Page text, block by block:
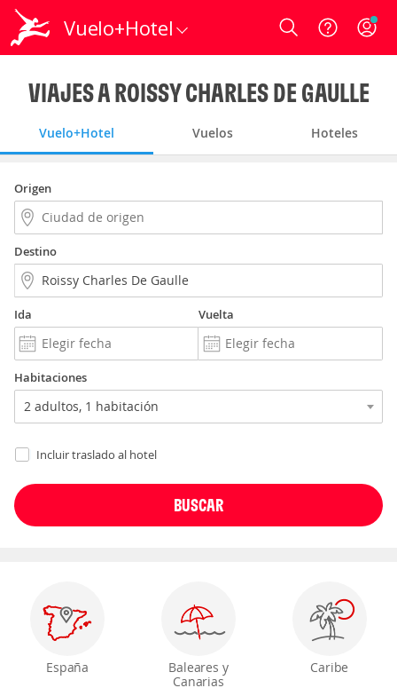
Vuelo+Hotel Login
VIAJES A ROISSY CHARLES DE GAULLE
Vuelo+Hotel Vuelos Hoteles
Origen
Destino
Ida Vuelta
Habitaciones
Incluir traslado al hotel
España
Baleares y
Canarias
Caribe